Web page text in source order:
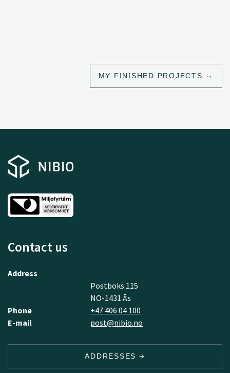
MY FINISHED PROJECTS
Contact us
Address
Postboks 115
NO-1431 Ås
Phone
+47 406 04 100
E-mail
post@nibio.no
ADDRESSES